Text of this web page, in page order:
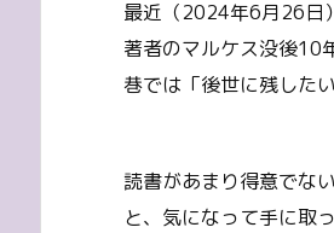
最近（2024年6月26日
著者のマルケス没後10
巷では「後世に残した
読書があまり得意でな
と、気になって手に取っ